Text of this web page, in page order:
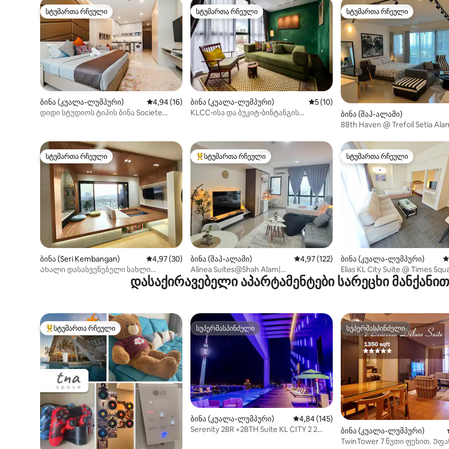
სტუმართა რჩეული
სტუმართა რჩეული
ბინა (კუალა-ლუმპური) საშუალო შეფასებაა 5‑დან 4,94, 16 მიმოხილვა
4,94 (16)
დიდი სტუდიოს ტიპის ბინა Societe
სტუმართა რჩეული
სტუმართა რჩეული
ბინა (კუალა-ლუმპური) საშუალო შეფასებაა 5‑დან 5, 10
5 (10)
KLCC‑ისა და ბუკიტ‑ბინტანგის
სტუმართა რჩეული
სტუმართა რჩეული
ბინა (შაჰ-ალამი)
88th Haven @ Trefoil Setia
სტუმართა რჩეული
სტუმართა რჩეული
ბინა (Seri Kembangan) საშუალო შეფასებაა 5‑დან 4,97, 30 მიმოხილვა
4,97 (30)
Ახალი დასასვენებელი სახლი
კონდომინიუმით (5 წუთი MRT2
სტუმართა რჩეული მოწინავე ვარიანტი
სტუმართა რჩეული
ბინა (შაჰ-ალამი) საშუალო შეფასებაა 5‑დან 4,97, 122
4,97 (122)
Alinea Suites@Shah Alam|
თვალწარმტაცი
ლურჯი ჯამი|20‑ე სართული
სტუმართა რჩეული
სტუმართა რჩეული
ბინა (კუალა-ლუმპური)
Elias KL City Suite @ Times
Bintang
დასაქირავებელი აპარტამენტები სარეცხი
სტუმართა რჩეული მოწინავე ვარიანტი
სტუმართა რჩეული სუპერმასპინძელი
სუპერმასპინძელი
ბინა (კუალა-ლუმპური) საშუალო შეფასებაა 5‑დან 4,84, 145
4,84 (145)
Serenity 2BR +2BTH Suite KL CITY 2 2
სუპერმასპინძელი
სუპერმასპინძელი
ბინა (კუალა-ლუმპური)
TwinTower 7 წუთი ფეხით.